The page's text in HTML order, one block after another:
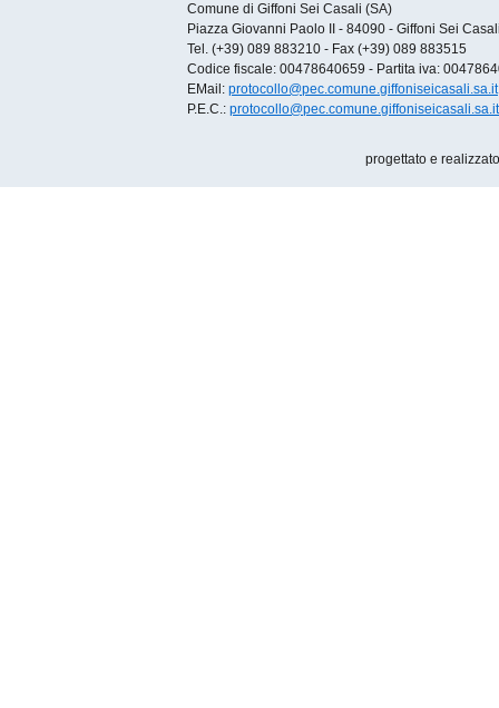
Comune di Giffoni Sei Casali (SA)
Piazza Giovanni Paolo II - 84090 - Giffoni Sei
Tel. (+39) 089 883210 - Fax (+39) 089 883515
Codice fiscale: 00478640659 - Partita iva:
EMail: protocollo@pec.comune.giffoniseicasali.sa.it
P.E.C.: protocollo@pec.comune.giffoniseicasali.sa.it
progettato e